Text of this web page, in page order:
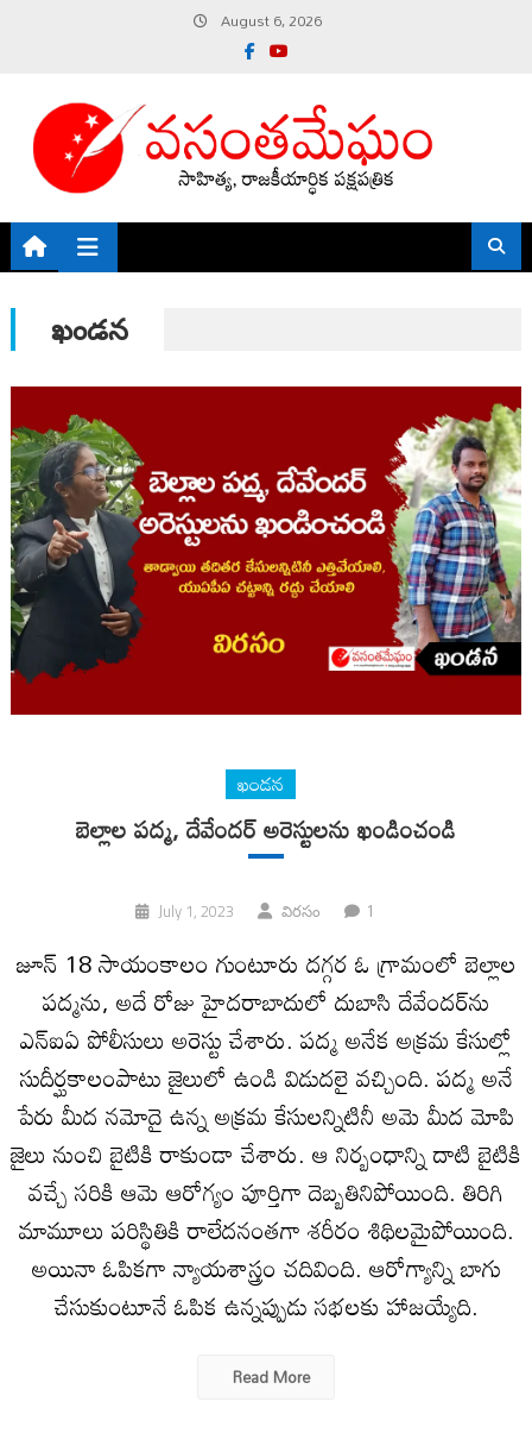
content
August 6, 2026
ఖండన
ఖండన
బెల్లాల పద్మ, దేవేందర్‌ అరెస్టులను ఖండించండి
July 1, 2023 విరసం 1
జూన్‌ 18 సాయంకాలం గుంటూరు దగ్గర ఓ గ్రామంలో బెల్లాల
పద్మను, అదే రోజు హైదరాబాదులో దుబాసి దేవేందర్‌ను
ఎన్‌ఐఏ పోలీసులు అరెస్టు చేశారు. పద్మ అనేక అక్రమ కేసుల్లో
సుదీర్ఘకాలంపాటు జైలులో ఉండి విడుదలై వచ్చింది. పద్మ అనే
పేరు మీద నమోదై ఉన్న అక్రమ కేసులన్నిటినీ అమె మీద మోపి
జైలు నుంచి బైటికి రాకుండా చేశారు. ఆ నిర్బంధాన్ని దాటి బైటికి
వచ్చే సరికి ఆమె ఆరోగ్యం పూర్తిగా దెబ్బతినిపోయింది. తిరిగి
మామూలు పరిస్థితికి రాలేదనంతగా శరీరం శిథిలమైపోయింది.
అయినా ఓపికగా న్యాయశాస్త్రం చదివింది. ఆరోగ్యాన్ని బాగు
చేసుకుంటూనే ఓపిక ఉన్నప్పుడు సభలకు హాజయ్యేది.
Read More